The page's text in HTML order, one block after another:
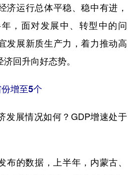
信息化
时尚 悦读
济运行总体平稳、稳中有进，
，面对发展中、转型中的问
发展新质生产力，着力推动高
回升向好态势。
增至5个
展情况如何？GDP增速处于
的数据，上半年，内蒙古、